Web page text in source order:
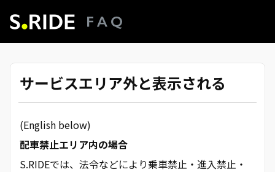
サービスエリア外と表示される
(English below)
配車禁止エリア内の場合
S.RIDEでは、法令などにより乗車禁止・進入禁止・